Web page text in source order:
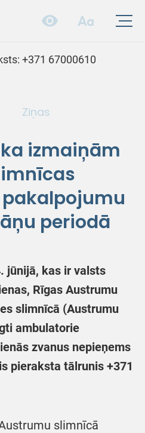
+371 67000610
Ziņas
izmaiņām
periodā
jūnijā, kas ir valsts
Rīgas Austrumu
slimnīcā (Austrumu
ambulatorie
zvanus nepieņems
pieraksta tālrunis +371
slimnīcā